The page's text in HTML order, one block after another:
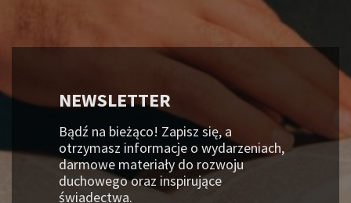
NEWSLETTER
Bądź na bieżąco! Zapisz się, a
otrzymasz informacje o wydarzeniach,
darmowe materiały do rozwoju
duchowego oraz inspirujące
świadectwa.